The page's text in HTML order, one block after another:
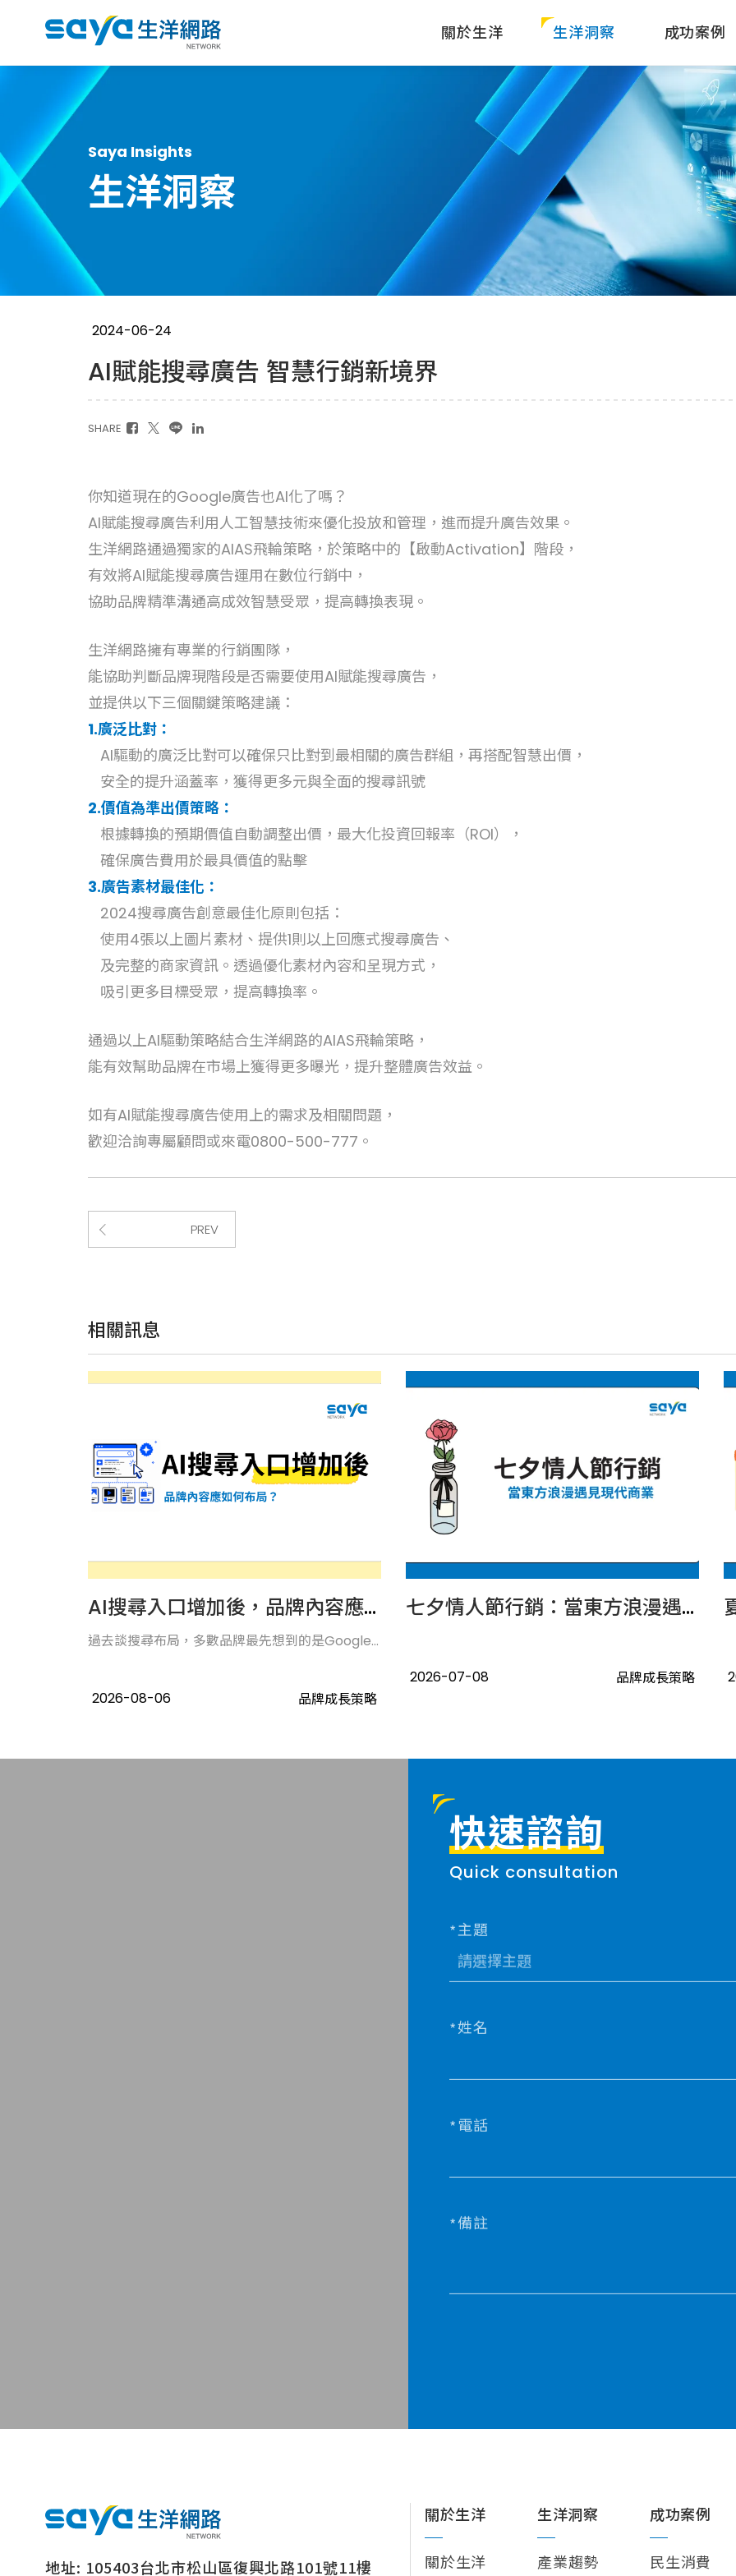
關於生洋 生洋洞察 成功案例
Saya Insights
生洋洞察
2024-06-24
AI賦能搜尋廣告 智慧行銷新境界
SHARE
你知道現在的Google廣告也AI化了嗎？
AI賦能搜尋廣告利用人工智慧技術來優化投放和管理，進而提升廣告效果。
生洋網路通過獨家的AIAS飛輪策略，於策略中的【啟動Activation】階段，
有效將AI賦能搜尋廣告運用在數位行銷中，
協助品牌精準溝通高成效智慧受眾，提高轉換表現。
生洋網路擁有專業的行銷團隊，
能協助判斷品牌現階段是否需要使用AI賦能搜尋廣告，
並提供以下三個關鍵策略建議：
1.廣泛比對：
AI驅動的廣泛比對可以確保只比對到最相關的廣告群組，再搭配智慧出價，
安全的提升涵蓋率，獲得更多元與全面的搜尋訊號
2.價值為準出價策略：
根據轉換的預期價值自動調整出價，最大化投資回報率（ROI），
確保廣告費用於最具價值的點擊
3.廣告素材最佳化：
2024搜尋廣告創意最佳化原則包括：
使用4張以上圖片素材、提供1則以上回應式搜尋廣告、
及完整的商家資訊。透過優化素材內容和呈現方式，
吸引更多目標受眾，提高轉換率。
通過以上AI驅動策略結合生洋網路的AIAS飛輪策略，
能有效幫助品牌在市場上獲得更多曝光，提升整體廣告效益。
如有AI賦能搜尋廣告使用上的需求及相關問題，
歡迎洽詢專屬顧問或來電0800-500-777。
PREV
相關訊息
AI搜尋入口增加後，品牌內容應如何布局？
過去談搜尋布局，多數品牌最先想到的是Google...
2026-08-06 品牌成長策略
七夕情人節行銷：當東方浪漫遇見現代商業
2026-07-08 品牌成長策略
快速諮詢
Quick consultation
主題
姓名
電話
備註
地址: 105403台北市松山區復興北路101號11樓
關於生洋
關於生洋
生洋洞察
產業趨勢
成功案例
民生消費